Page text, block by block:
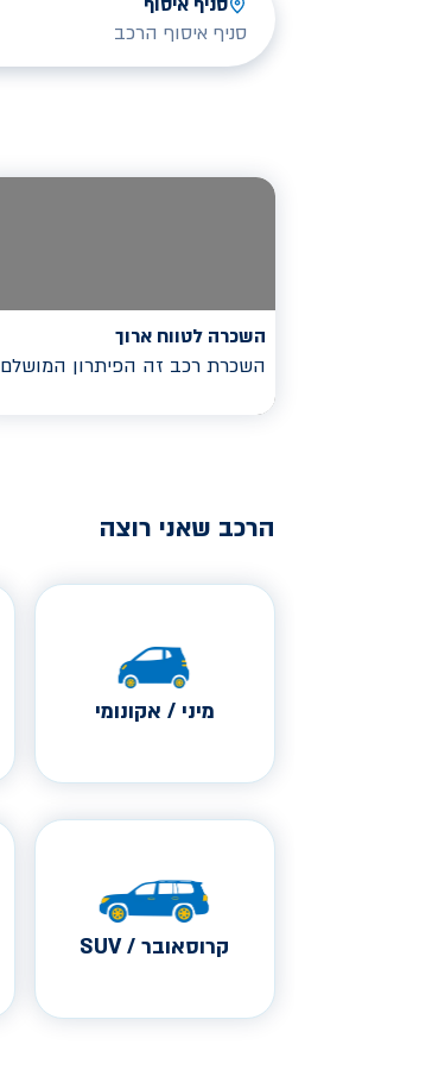
סניף איסוף הרכב
השכרה לטווח ארוך
השכרת רכב זה הפיתרון המושלם
הרכב שאני רוצה
מיני / אקונומי
קרוסאובר / SUV